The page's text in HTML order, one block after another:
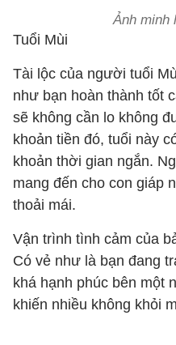
Ảnh minh
Tuổi Mùi
Tài lộc của người tuổi
như bạn hoàn thành tốt
sẽ không cần lo không
khoản tiền đó, tuổi này
khoản thời gian ngắn.
mang đến cho con giáp
thoải mái.
Vận trình tình cảm của
Có vẻ như là bạn đang
khá hạnh phúc bên một
khiến nhiều không khỏi